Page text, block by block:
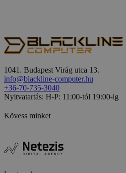
1041. Budapest Virág utca 13.
info@blackline-computer.hu
+36-70-735-3040
Nyitvatartás: H-P: 11:00-tól 19:00-ig
Kövess minket